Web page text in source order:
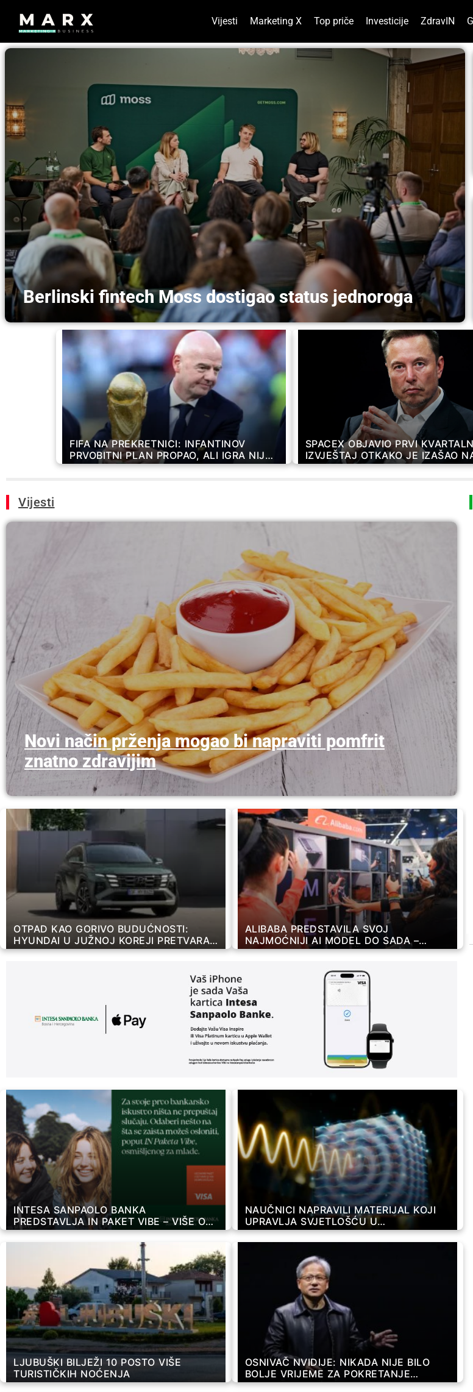
Vijesti Marketing X Top priče Investicije ZdravIN
Berlinski fintech Moss dostigao status jednoroga
FIFA NA PREKRETNICI: INFANTINOV
PRVOBITNI PLAN PROPAO, ALI IGRA NIJE
GOTOVA
SPACEX OBJAVIO PRVI
IZVJEŠTAJ OTKAKO JE IZAŠAO
– REKORDNI PRIHODI OD 7,8
Vijesti
Novi način prženja mogao bi napraviti pomfrit
znatno zdravijim
No Comments
OTPAD KAO GORIVO BUDUĆNOSTI:
HYUNDAI U JUŽNOJ KOREJI PRETVARA
KANALIZACIJSKI MULJ U ČISTI VODIK
ALIBABA PREDSTAVILA SVOJ
NAJMOĆNIJI AI MODEL DO SADA –
DIONICE ODMAH SKOČILE
INTESA SANPAOLO BANKA
PREDSTAVLJA IN PAKET VIBE – VIŠE OD
RAČUNA ZA MLADE
NAUČNICI NAPRAVILI MATERIJAL KOJI
UPRAVLJA SVJETLOŠĆU U
TRILIONINKAMA SEKUNDE
LJUBUŠKI BILJEŽI 10 POSTO VIŠE
TURISTIČKIH NOĆENJA
OSNIVAČ NVIDIJE: NIKADA NIJE BILO
BOLJE VRIJEME ZA POKRETANJE
KOMPANIJE